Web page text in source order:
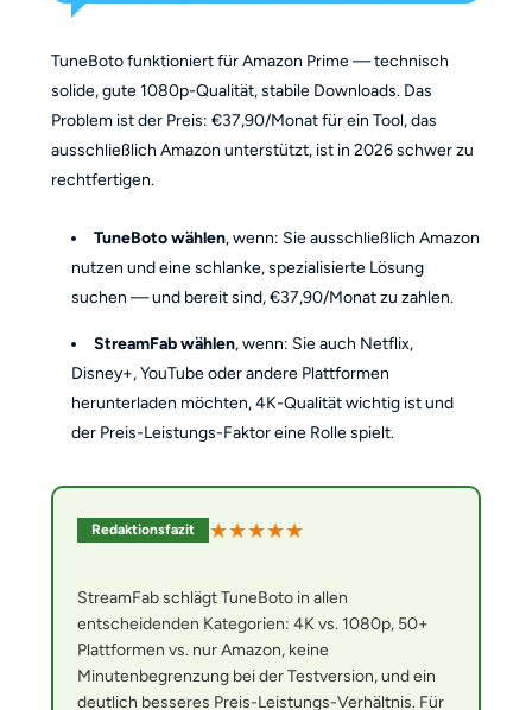
TuneBoto funktioniert für Amazon Prime — technisch
solide, gute 1080p-Qualität, stabile Downloads. Das
Problem ist der Preis: €37,90/Monat für ein Tool, das
ausschließlich Amazon unterstützt, ist in 2026 schwer zu
rechtfertigen.
TuneBoto wählen, wenn: Sie ausschließlich Amazon
nutzen und eine schlanke, spezialisierte Lösung
suchen — und bereit sind, €37,90/Monat zu zahlen.
StreamFab wählen, wenn: Sie auch Netflix,
Disney+, YouTube oder andere Plattformen
herunterladen möchten, 4K-Qualität wichtig ist und
der Preis-Leistungs-Faktor eine Rolle spielt.
Redaktionsfazit ★★★★★
StreamFab schlägt TuneBoto in allen
entscheidenden Kategorien: 4K vs. 1080p, 50+
Plattformen vs. nur Amazon, keine
Minutenbegrenzung bei der Testversion, und ein
deutlich besseres Preis-Leistungs-Verhältnis. Für